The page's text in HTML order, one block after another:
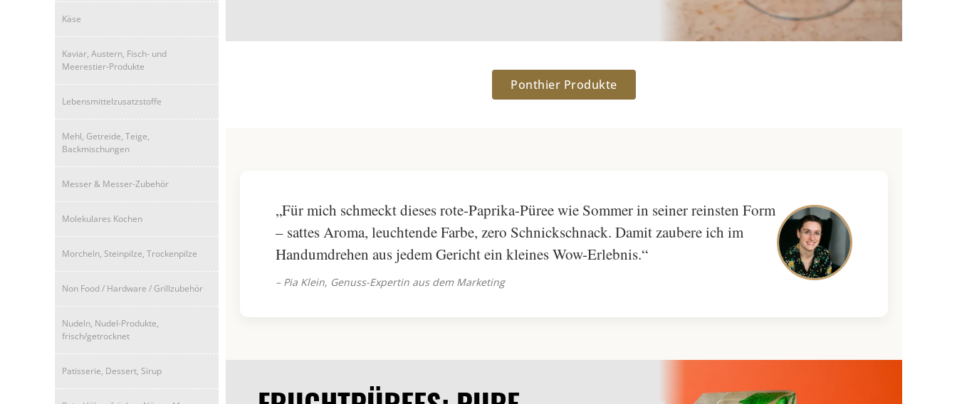
Käse
Kaviar, Austern, Fisch- und
Meerestier-Produkte
Lebensmittelzusatzstoffe
Mehl, Getreide, Teige,
Backmischungen
Messer & Messer-Zubehör
Molekulares Kochen
Morcheln, Steinpilze, Trockenpilze
Non Food / Hardware / Grillzubehör
Nudeln, Nudel-Produkte,
frisch/getrocknet
Patisserie, Dessert, Sirup
Ponthier Produkte
„Für mich schmeckt dieses rote-Paprika-Püree wie Sommer in seiner reinsten Form
– sattes Aroma, leuchtende Farbe, zero Schnickschnack. Damit zaubere ich im
Handumdrehen aus jedem Gericht ein kleines Wow-Erlebnis.“
– Pia Klein, Genuss-Expertin aus dem Marketing